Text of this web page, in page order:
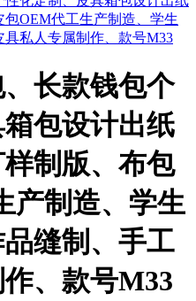
长款钱包个
包设计出纸
制版、布包
产制造、学生
缝制、手工
、款号M33